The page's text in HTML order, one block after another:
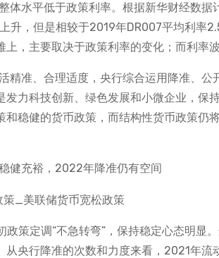
体水平低于政策利率。根据新华财经数据
升，但是相较于2019年DR007平均利率
，主要取决于政策利率的变化；而利率
精准、合理适度，央行综合运用降准、
发力科技创新、绿色发展和小微企业，保
稳健的货币政策，而结构性货币政策仍
健充裕，2022年降准仍有空间
政策定调“不急转弯”，保持稳定心态明显
从央行降准的次数和力度来看，2021年